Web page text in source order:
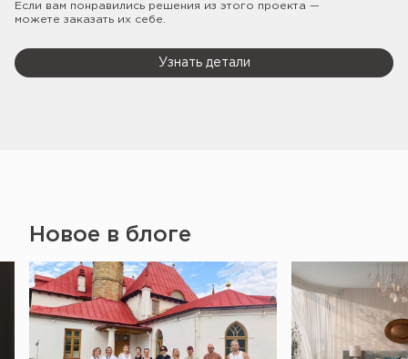
Если вам понравились решения из этого проекта —
можете заказать их себе.
Узнать детали
Новое в блоге